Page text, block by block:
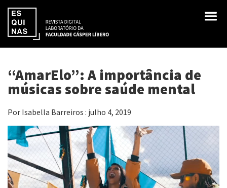
“AmarElo”: A importância de
músicas sobre saúde mental
Por Isabella Barreiros : julho 4, 2019